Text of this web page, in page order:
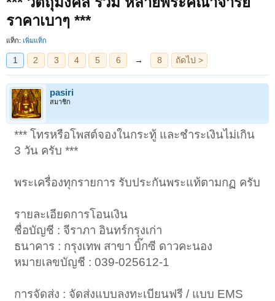
ราคาเบาๆ ***
แท็ก: เพิ่มแท็ก
pasiri
สมาชิก
*** โทรหรือโพสต์จองในกระทู้ และชำระเงินไม่เกิน
3 วัน ครับ ***
พระเครื่องทุกรายการ รับประกันพระแท้ตามกฏ ครับ
รายละเอียดการโอนเงิน
ชื่อบัญชี : จีราภา อินทร์กรุงเก่า
ธนาคาร : กรุงเทพ สาขา บิ๊กซี ดาวคะนอง
หมายเลขบัญชี : 039-025612-1
การจัดส่ง : จัดส่งแบบลงทะเบียนฟรี / แบบ EMS